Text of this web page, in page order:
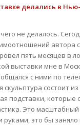
делались в
не делалось.
автора
пять месяцев в
выставки мне в
с ними по
состоит
подставки, которые
Это
руками, это бы заняло